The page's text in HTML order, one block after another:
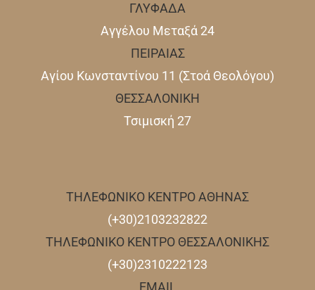
ΓΛΥΦΑΔΑ
Αγγέλου Μεταξά 24
ΠΕΙΡΑΙΑΣ
Αγίου Κωνσταντίνου 11 (Στοά Θεολόγου)
ΘΕΣΣΑΛΟΝΙΚΗ
Τσιμισκή 27
ΤΗΛΕΦΩΝΙΚΟ ΚΕΝΤΡΟ ΑΘΗΝΑΣ
(+30)2103232822
ΤΗΛΕΦΩΝΙΚΟ ΚΕΝΤΡΟ ΘΕΣΣΑΛΟΝΙΚΗΣ
(+30)2310222123